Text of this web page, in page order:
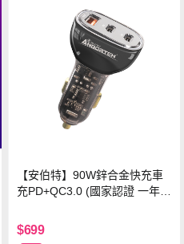
【安伯特】90W鋅合金快充車
充PD+QC3.0 (國家認證 一年保
$699